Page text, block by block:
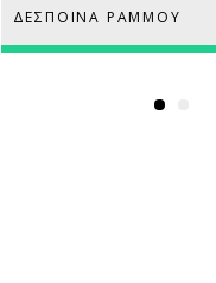
ΔΕΣΠΟΙΝΑ ΡΑΜΜΟΥ